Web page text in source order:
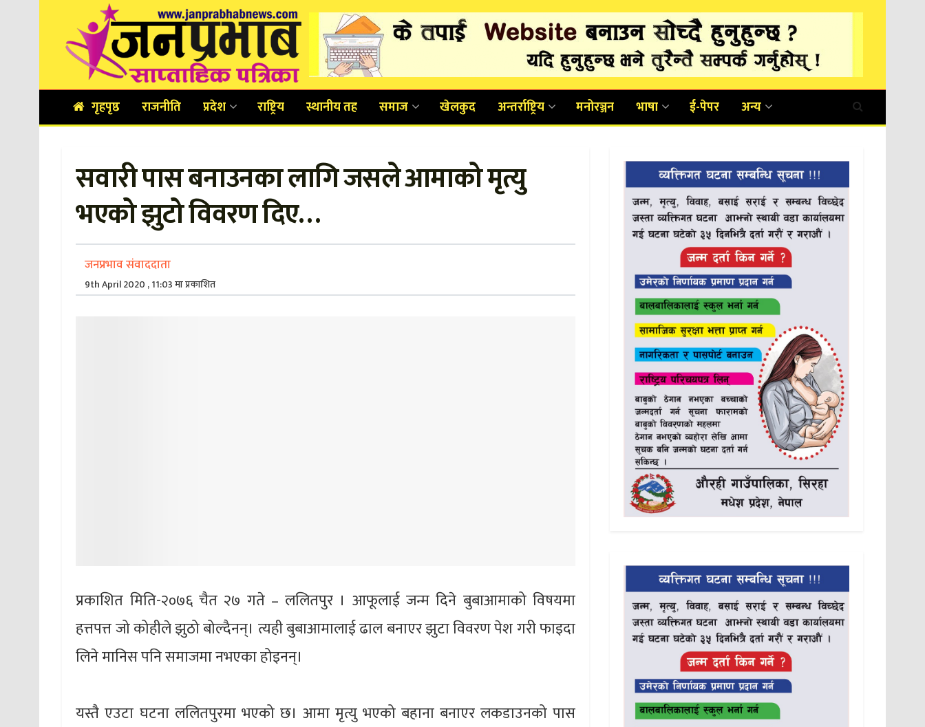
गृहपृष्ठ राजनीति प्रदेश राष्ट्रिय स्थानीय तह समाज खेलकुद अन्तर्राष्ट्रिय मनोरञ्जन भाषा ई-पेपर अन्य
सवारी पास बनाउनका लागि जसले आमाको मृत्यु
भएको झुटो विवरण दिए…
जनप्रभाव संवाददाता
9th April 2020 , 11:03 मा प्रकाशित
प्रकाशित मिति-२०७६ चैत २७ गते – ललितपुर । आफूलाई जन्म दिने बुबाआमाको विषयमा
हत्तपत्त जो कोहीले झुठो बोल्दैनन्। त्यही बुबाआमालाई ढाल बनाएर झुटा विवरण पेश गरी फाइदा
लिने मानिस पनि समाजमा नभएका होइनन्।
यस्तै एउटा घटना ललितपुरमा भएको छ। आमा मृत्यु भएको बहाना बनाएर लकडाउनको पास